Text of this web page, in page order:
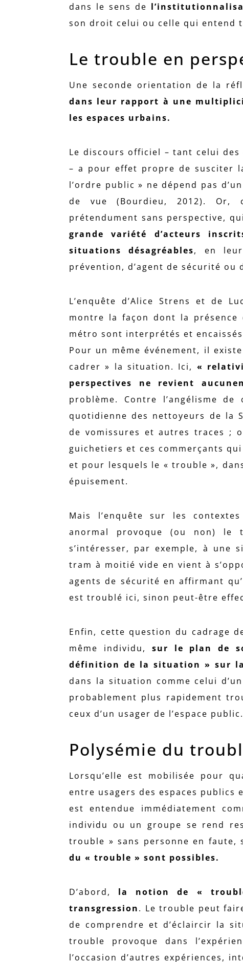
dans le sens de
son droit celui ou celle qui entend
Le trouble en
Une seconde orientation de la
dans leur rapport à une
les espaces urbains.
Le discours officiel – tant celui
– a pour effet propre de susciter
l’ordre public » ne dépend pas
de vue (Bourdieu, 2012). Or,
prétendument sans perspective,
grande variété d’acteurs
situations désagréables, en leur
prévention, d’agent de sécurité ou
L’enquête d’Alice Strens et de
montre la façon dont la présence
métro sont interprétés et
Pour un même événement, il
cadrer » la situation. Ici, «
perspectives ne revient
problème. Contre l’angélisme
quotidienne des nettoyeurs de la
de vomissures et autres traces ;
guichetiers et ces commerçants
et pour lesquels le « trouble »,
épuisement.
Mais l’enquête sur les
anormal provoque (ou non) le
s’intéresser, par exemple, à une
tram à moitié vide en vient à
agents de sécurité en affirmant
est troublé ici, sinon peut-être
Enfin, cette question du cadrage
même individu, sur le plan de
définition de la situation » sur
dans la situation comme celui
probablement plus rapidement
ceux d’un usager de l’espace public.
Polysémie du
Lorsqu’elle est mobilisée pour
entre usagers des espaces
est entendue immédiatement
individu ou un groupe se rend
trouble » sans personne en faute,
du « trouble » sont possibles.
D’abord, la notion de «
transgression. Le trouble peut
de comprendre et d’éclaircir la
trouble provoque dans
l’occasion d’autres expériences,